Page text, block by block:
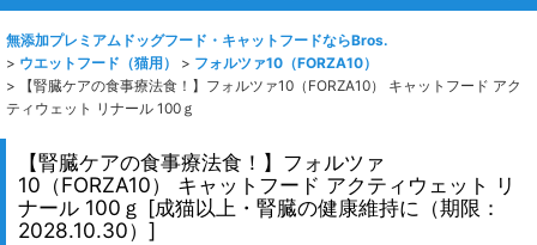
無添加プレミアムドッグフード・キャットフードならBros.
> ウエットフード（猫用） > フォルツァ10（FORZA10）
>
【腎臓ケアの食事療法食！】フォルツァ10（FORZA10） キャットフード アク
ティウェット リナール 100ｇ
【腎臓ケアの食事療法食！】フォルツァ
10（FORZA10） キャットフード アクティウェット リ
ナール 100ｇ [成猫以上・腎臓の健康維持に（期限：
2028.10.30） ]